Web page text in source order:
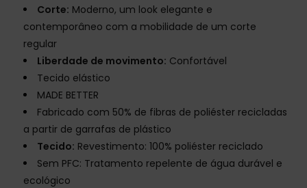
Corte: Moderno, um look elegante e
contemporâneo com a mobilidade de um corte
regular
Liberdade de movimento: Confortável
Tecido elástico
MADE BETTER
Fabricado com 50% de fibras de poliéster recicladas
a partir de garrafas de plástico
Tecido: Revestimento: 100% poliéster reciclado
Sem PFC: Tratamento repelente de água durável e
ecológico